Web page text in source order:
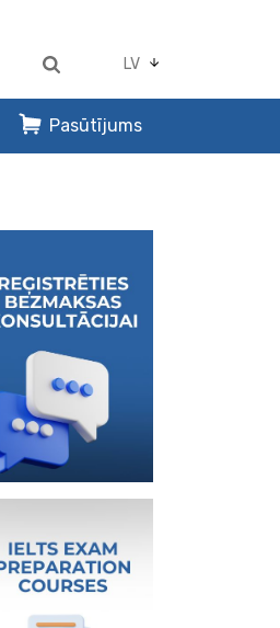
LV
Pasūtījums